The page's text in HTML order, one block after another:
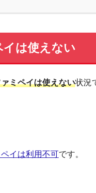
は使えない
ミペイは使えない状況
イは利用不可です。